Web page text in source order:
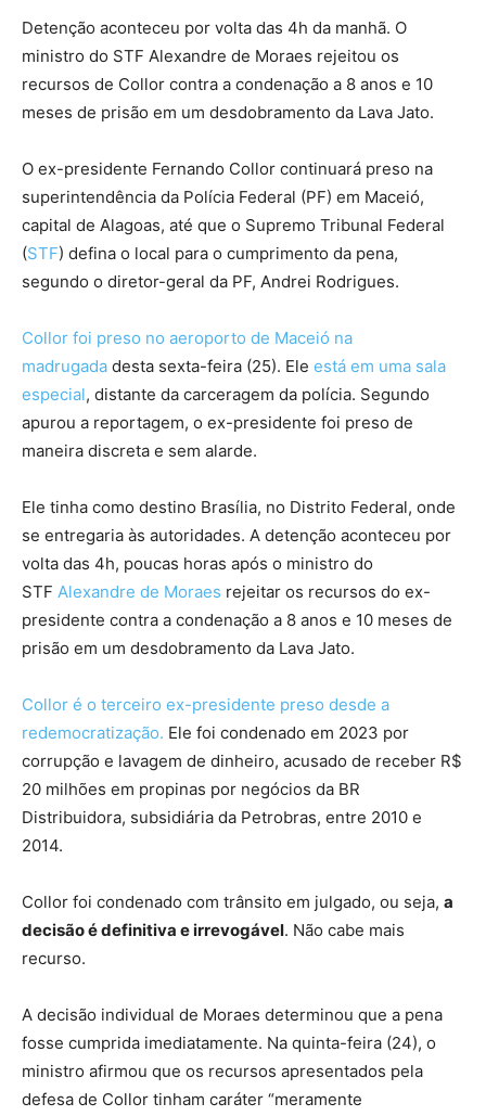
Detenção aconteceu por volta das 4h da manhã. O
ministro do STF Alexandre de Moraes rejeitou os
recursos de Collor contra a condenação a 8 anos e 10
meses de prisão em um desdobramento da Lava Jato.
O ex-presidente Fernando Collor continuará preso na
superintendência da Polícia Federal (PF) em Maceió,
capital de Alagoas, até que o Supremo Tribunal Federal
(STF) defina o local para o cumprimento da pena,
segundo o diretor-geral da PF, Andrei Rodrigues.
Collor foi preso no aeroporto de Maceió na
madrugada desta sexta-feira (25). Ele está em uma sala
especial, distante da carceragem da polícia. Segundo
apurou a reportagem, o ex-presidente foi preso de
maneira discreta e sem alarde.
Ele tinha como destino Brasília, no Distrito Federal, onde
se entregaria às autoridades. A detenção aconteceu por
volta das 4h, poucas horas após o ministro do
STF Alexandre de Moraes rejeitar os recursos do ex-
presidente contra a condenação a 8 anos e 10 meses de
prisão em um desdobramento da Lava Jato.
Collor é o terceiro ex-presidente preso desde a
redemocratização. Ele foi condenado em 2023 por
corrupção e lavagem de dinheiro, acusado de receber R$
20 milhões em propinas por negócios da BR
Distribuidora, subsidiária da Petrobras, entre 2010 e
2014.
Collor foi condenado com trânsito em julgado, ou seja, a
decisão é definitiva e irrevogável. Não cabe mais
recurso.
A decisão individual de Moraes determinou que a pena
fosse cumprida imediatamente. Na quinta-feira (24), o
ministro afirmou que os recursos apresentados pela
defesa de Collor tinham caráter “meramente